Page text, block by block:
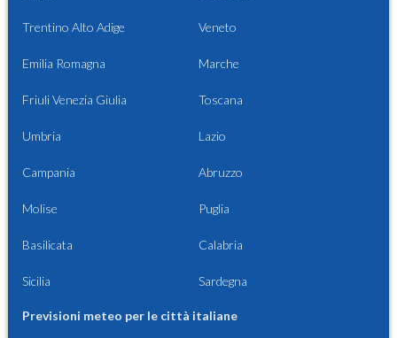
Trentino Alto Adige Veneto
Emilia Romagna Marche
Friuli Venezia Giulia Toscana
Umbria Lazio
Campania Abruzzo
Molise Puglia
Basilicata Calabria
Sicilia Sardegna
Previsioni meteo per le città italiane